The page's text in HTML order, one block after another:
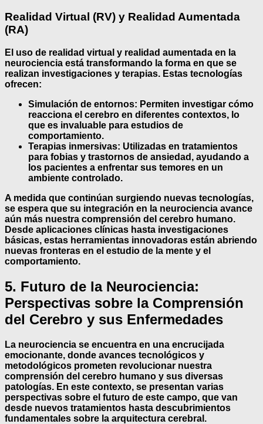
Realidad Virtual (RV) y Realidad Aumentada
(RA)
El uso de realidad virtual y realidad aumentada en la
neurociencia está transformando la forma en que se
realizan investigaciones y terapias. Estas tecnologías
ofrecen:
Simulación de entornos: Permiten investigar cómo
reacciona el cerebro en diferentes contextos, lo
que es invaluable para estudios de
comportamiento.
Terapias inmersivas: Utilizadas en tratamientos
para fobias y trastornos de ansiedad, ayudando a
los pacientes a enfrentar sus temores en un
ambiente controlado.
A medida que continúan surgiendo nuevas tecnologías,
se espera que su integración en la neurociencia avance
aún más nuestra comprensión del cerebro humano.
Desde aplicaciones clínicas hasta investigaciones
básicas, estas herramientas innovadoras están abriendo
nuevas fronteras en el estudio de la mente y el
comportamiento.
5. Futuro de la Neurociencia:
Perspectivas sobre la Comprensión
del Cerebro y sus Enfermedades
La neurociencia se encuentra en una encrucijada
emocionante, donde avances tecnológicos y
metodológicos prometen revolucionar nuestra
comprensión del cerebro humano y sus diversas
patologías. En este contexto, se presentan varias
perspectivas sobre el futuro de este campo, que van
desde nuevos tratamientos hasta descubrimientos
fundamentales sobre la arquitectura cerebral.